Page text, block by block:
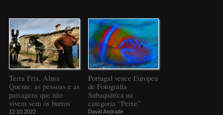
Terra Fria, Alma
Quente: as pessoas e as
paisagens que não
vivem sem os burros
12.10.2022
Portugal vence Europeu
de Fotografia
Subaquática na
categoria “Peixe”
David Andrade